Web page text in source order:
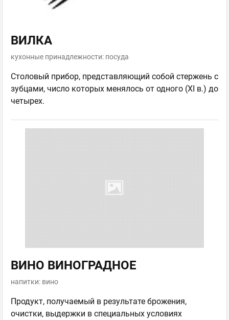
ВИЛКА
кухонные принадлежности: посуда
Столовый прибор, представляющий собой стержень с
зубцами, число которых менялось от одного (XI в.) до
четырех.
ВИНО ВИНОГРАДНОЕ
напитки: вино
Продукт, получаемый в результате брожения,
очистки, выдержки в специальных условиях